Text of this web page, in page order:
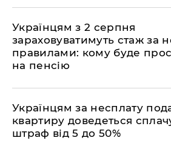
Українцям з 2 серпня
зараховуватимуть стаж за
правилами: кому буде
на пенсію
Українцям за несплату
квартиру доведеться
штраф від 5 до 50%